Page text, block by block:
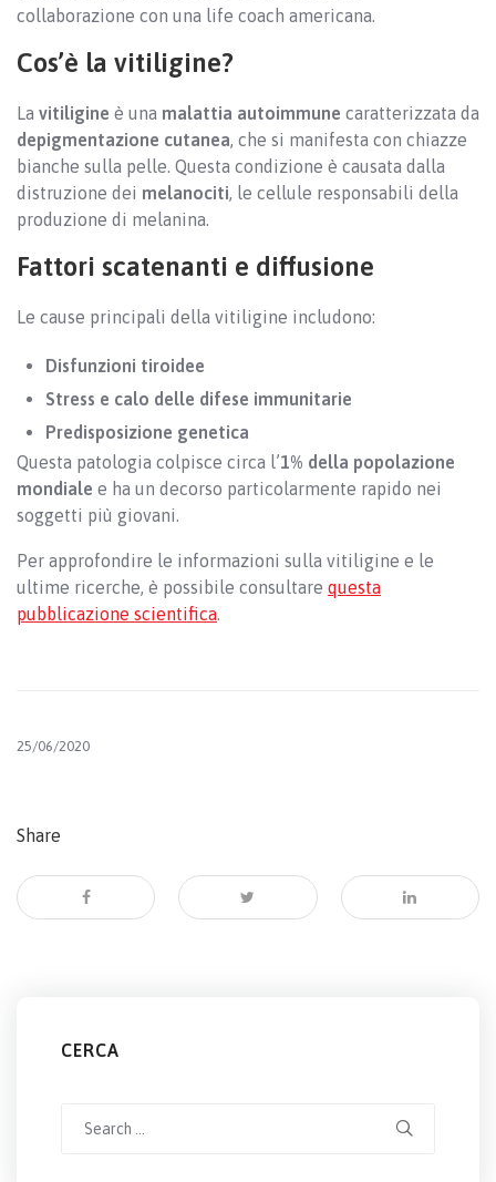
collaborazione con una life coach americana.
Cos’è la vitiligine?
La vitiligine è una malattia autoimmune caratterizzata da
depigmentazione cutanea, che si manifesta con chiazze
bianche sulla pelle. Questa condizione è causata dalla
distruzione dei melanociti, le cellule responsabili della
produzione di melanina.
Fattori scatenanti e diffusione
Le cause principali della vitiligine includono:
Disfunzioni tiroidee
Stress e calo delle difese immunitarie
Predisposizione genetica
Questa patologia colpisce circa l’1% della popolazione
mondiale e ha un decorso particolarmente rapido nei
soggetti più giovani.
Per approfondire le informazioni sulla vitiligine e le
ultime ricerche, è possibile consultare questa
pubblicazione scientifica.
25/06/2020
Share
CERCA